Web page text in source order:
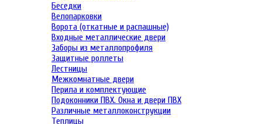
Беседки
Велопарковки
Ворота (откатные и распашные)
Входные металлические двери
Заборы из металлопрофиля
Защитные роллеты
Лестницы
Межкомнатные двери
Перила и комплектующие
Подоконники ПВХ. Окна и двери ПВХ
Различные металлоконструкции
Теплицы